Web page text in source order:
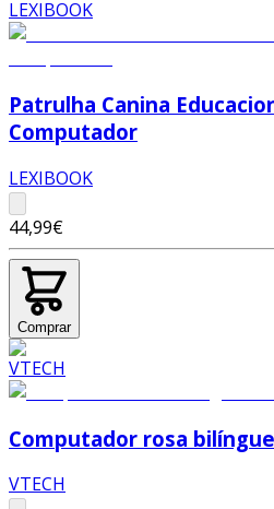
Patrulha Canina
Computador
LEXIBOOK
44,99€
Comprar
Computador rosa
VTECH